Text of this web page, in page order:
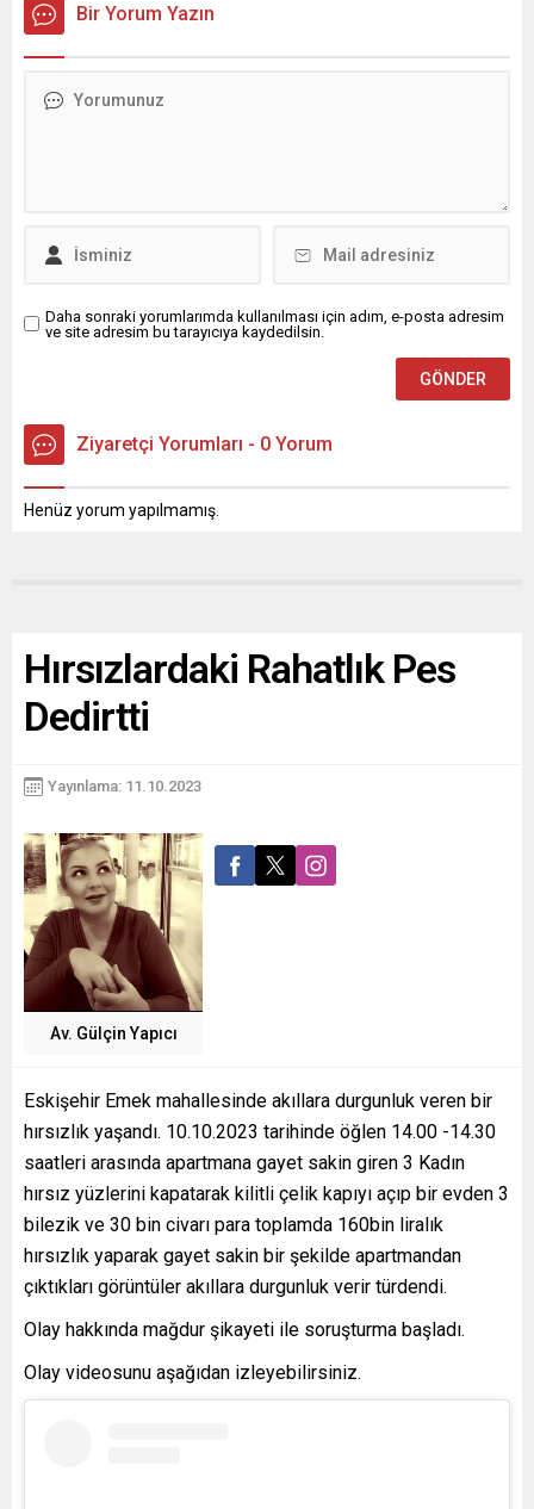
Bir Yorum Yazın
Daha sonraki yorumlarımda kullanılması için adım, e-posta adresim
ve site adresim bu tarayıcıya kaydedilsin.
Ziyaretçi Yorumları - 0 Yorum
Henüz yorum yapılmamış.
Hırsızlardaki Rahatlık Pes
Dedirtti
Yayınlama: 11.10.2023
Av. Gülçin Yapıcı
Eskişehir Emek mahallesinde akıllara durgunluk veren bir
hırsızlık yaşandı. 10.10.2023 tarihinde öğlen 14.00 -14.30
saatleri arasında apartmana gayet sakin giren 3 Kadın
hırsız yüzlerini kapatarak kilitli çelik kapıyı açıp bir evden 3
bilezik ve 30 bin civarı para toplamda 160bin liralık
hırsızlık yaparak gayet sakin bir şekilde apartmandan
çıktıkları görüntüler akıllara durgunluk verir türdendi.
Olay hakkında mağdur şikayeti ile soruşturma başladı.
Olay videosunu aşağıdan izleyebilirsiniz.